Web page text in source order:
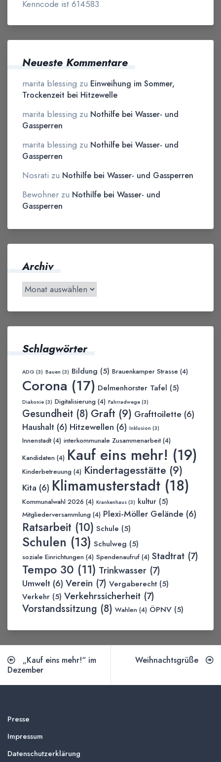
Kenncode ist 614583
Neueste Kommentare
marita blessing zu Einweihung im Sommer,
Trockenzeit bei Hitzewelle
marita blessing zu Nothilfe bei Wasser- und
Gassperren
marita blessing zu Nothilfe bei Wasser- und
Gassperren
Nosrati zu Nothilfe bei Wasser- und Gassperren
Bewohnerzu Nothilfe bei Wasser- und
Gassperren
Archiv
Schlagwörter
ADG (3) Bauen (3) Bildung (5) Brauenkamper Strasse (4)
Corona (17) Delmenhorster Tafel (5)
Diakonie (3) Digitalisierung (4) Fahrradwege (3)
Gesundheit (8) Graft (9) Grafttoilette (6)
Haushalt (6) Hitzewellen (6) Inklusion (3)
Innenstadt(4) interkommunale Zusammenarbeit(4)
Kandidaten (4) Kauf eins mehr! (19)
Kinderbetreuung (4) Kindertagesstätte (9)
Kita (6) Klimamusterstadt (18)
Kommunalwahl 2026 (4) Krankenhaus (3) kultur (5)
Mitgliederversammlung (4) Plexi-Möller Gelände (6)
Ratsarbeit (10) Schule (5)
Schulen (13) Schulweg (5)
soziale Einrichtungen (4) Spendenaufruf (4) Stadtrat (7)
Tempo 30 (11) Trinkwasser (7)
Umwelt (6) Verein (7) Vergaberecht (5)
Verkehr (5) Verkehrssicherheit (7)
Vorstandssitzung (8) Wahlen (4) ÖPNV (5)
„Kauf eins mehr!“ im
Dezember
Weihnachtsgrüße
Presse
Impressum
Datenschutzerklärung